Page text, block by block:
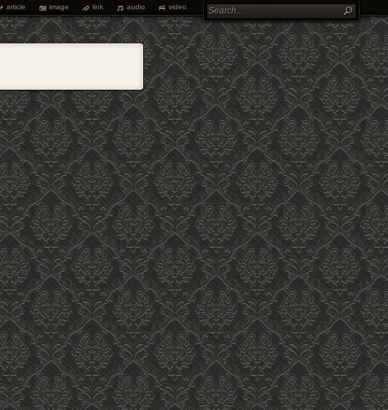
article image link audio video